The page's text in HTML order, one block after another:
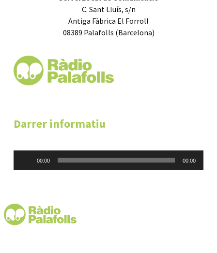
C. Sant Lluís, s/n
Antiga Fàbrica El Forroll
08389 Palafolls (Barcelona)
Darrer informatiu
00:00 00:00